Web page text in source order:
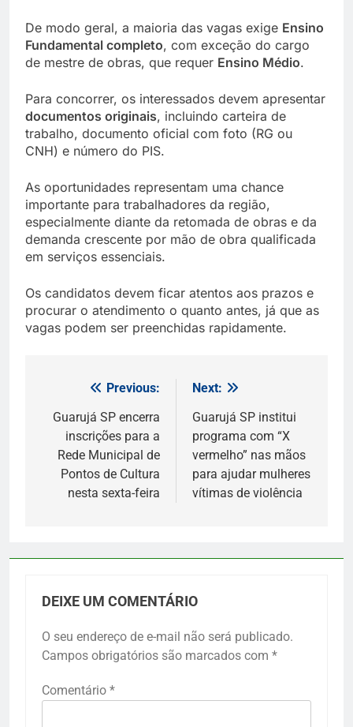
De modo geral, a maioria das vagas exige Ensino
Fundamental completo, com exceção do cargo
de mestre de obras, que requer Ensino Médio.
Para concorrer, os interessados devem apresentar
documentos originais, incluindo carteira de
trabalho, documento oficial com foto (RG ou
CNH) e número do PIS.
As oportunidades representam uma chance
importante para trabalhadores da região,
especialmente diante da retomada de obras e da
demanda crescente por mão de obra qualificada
em serviços essenciais.
Os candidatos devem ficar atentos aos prazos e
procurar o atendimento o quanto antes, já que as
vagas podem ser preenchidas rapidamente.
Navegação
de
Post
Previous:
Guarujá SP encerra
inscrições para a
Rede Municipal de
Pontos de Cultura
nesta sexta-feira
Next:
Guarujá SP institui
programa com “X
vermelho” nas mãos
para ajudar mulheres
vítimas de violência
DEIXE UM COMENTÁRIO
O seu endereço de e-mail não será publicado.
Campos obrigatórios são marcados com *
Comentário *